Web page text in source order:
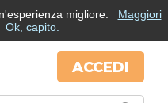
ACCEDI
migliore.
Maggiori
Ok, capito.